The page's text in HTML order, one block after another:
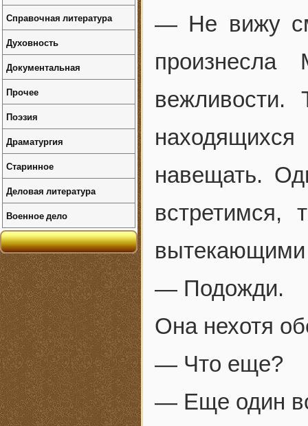
— Не вижу
находящихся
навещать.
вытекающими
— Подожди.
Она нехотя
— Что еще?
— Еще один
Справочная литература
Духовность
Документальная
Прочее
Поэзия
Драматургия
Старинное
Деловая литература
Военное дело